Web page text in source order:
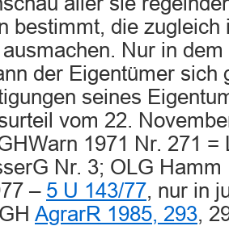
bestimmt, die zugleich
Nur in
der Eigentümer sich
seines
vom 22.
1971 Nr. 271 =
Nr. 3; OLG
– 5 U 143/77, nur in
AgrarR 1985, 293,